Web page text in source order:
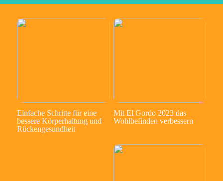
Einfache Schritte für eine
bessere Körperhaltung und
Rückengesundheit
Mit El Gordo 2023 das
Wohlbefinden verbessern